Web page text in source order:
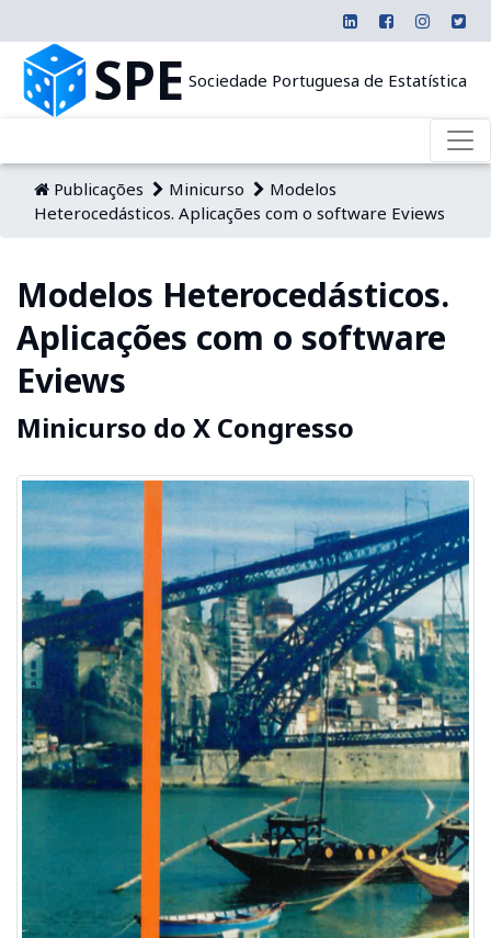
SPE Sociedade Portuguesa de Estatística
Publicações Minicurso
Modelos
Heterocedásticos. Aplicações com o software Eviews
Modelos Heterocedásticos.
Aplicações com o software
Eviews
Minicurso do X Congresso